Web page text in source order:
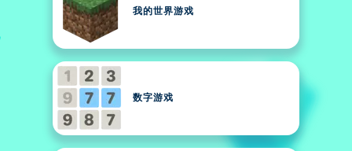
我的世界游戏
数字游戏